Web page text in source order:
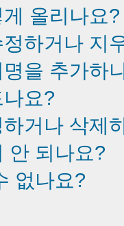
올리나요?
하거나 지
을 추가하
요?
거나 삭제
안 되나요?
없나요?